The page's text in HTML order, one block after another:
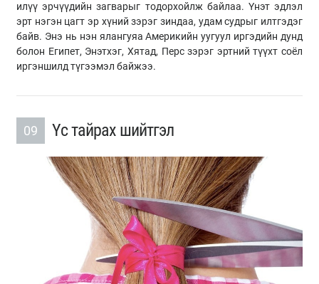
илүү эрчүүдийн загварыг тодорхойлж байлаа. Үнэт эдлэл
эрт нэгэн цагт эр хүний зэрэг зиндаа, удам судрыг илтгэдэг
байв. Энэ нь нэн ялангуяа Америкийн уугуул иргэдийн дунд
болон Египет, Энэтхэг, Хятад, Перс зэрэг эртний түүхт соёл
иргэншилд түгээмэл байжээ.
09 Үс тайрах шийтгэл